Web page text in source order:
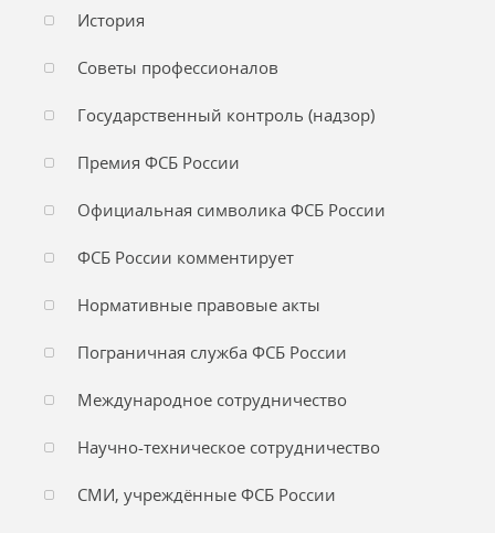
История
Советы профессионалов
Государственный контроль (надзор)
Премия ФСБ России
Официальная символика ФСБ России
ФСБ России комментирует
Нормативные правовые акты
Пограничная служба ФСБ России
Международное сотрудничество
Научно-техническое сотрудничество
СМИ, учреждённые ФСБ России